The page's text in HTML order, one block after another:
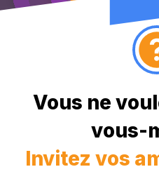
Vous ne
vous-
Invitez vos